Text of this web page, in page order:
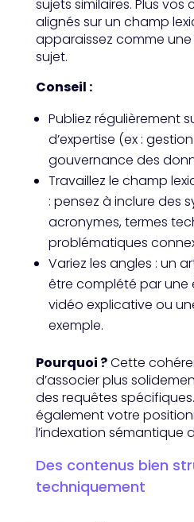
sujets similaires. Plus
alignés sur un champ
apparaissez comme
sujet.
Conseil :
Publiez régulièrement
d’expertise (ex :
gouvernance des
Travaillez le champ
: pensez à inclure des
acronymes, termes
problématiques
Variez les angles : un
être complété par une
vidéo explicative ou
exemple.
Pourquoi ?Cette
d’associer plus
des requêtes
également votre
l’indexation sémantique
Des contenus bien
techniquement